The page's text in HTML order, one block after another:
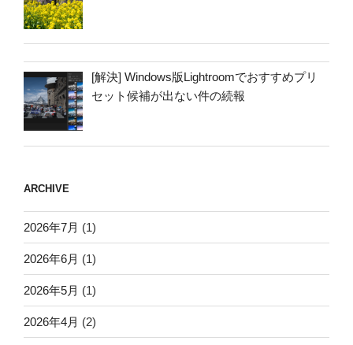
[解決] Windows版Lightroomでおすすめプリ
セット候補が出ない件の続報
ARCHIVE
2026年7月 (1)
2026年6月 (1)
2026年5月 (1)
2026年4月 (2)